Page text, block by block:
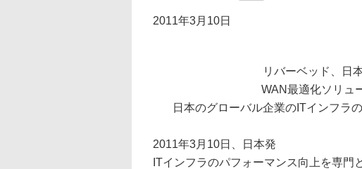
2011年3月10日
リバーベッド、日
WAN最適化ソリュ
日本のグローバル企業のITインフラ
2011年3月10日、日本発
ITインフラのパフォーマンス向上を専門